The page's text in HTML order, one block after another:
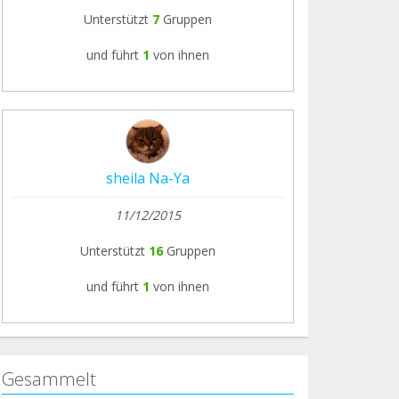
Unterstützt 7 Gruppen
und führt 1 von ihnen
sheila Na-Ya
11/12/2015
Unterstützt 16Gruppen
und führt 1 von ihnen
Gesammelt